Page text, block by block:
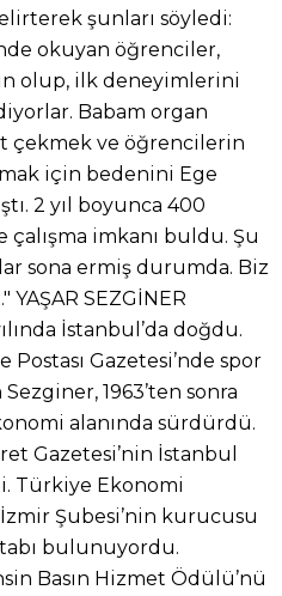
şunları söyledi:
okuyan öğrenciler,
olup, ilk deneyimlerini
Babam organ
çekmek ve öğrencilerin
için bedenini Ege
2 yıl boyunca 400
imkanı buldu. Şu
sona ermiş durumda. Biz
SEZGİNER
İstanbul’da doğdu.
Postası Gazetesi’nde spor
1963’ten sonra
alanında sürdürdü.
Gazetesi’nin İstanbul
Türkiye Ekonomi
Şubesi’nin kurucusu
bulunuyordu.
Basın Hizmet Ödülü’nü